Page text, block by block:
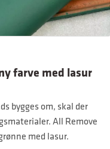
farve med lasur
bygges om, skal der
All Remove
med lasur.